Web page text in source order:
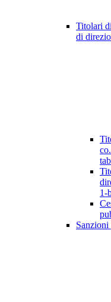
Titolari
di
1-
Sanzioni